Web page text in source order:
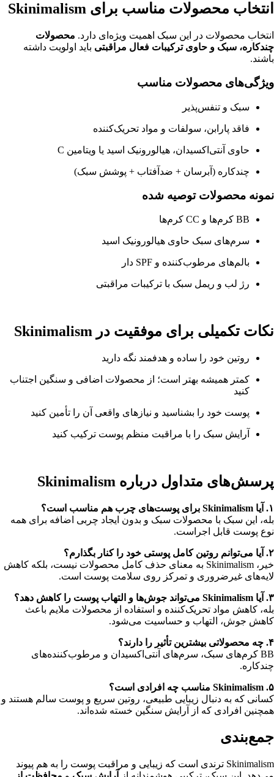
انتخاب محصولات مناسب برای Skinimalism
انتخاب محصولات در این سبک اهمیت ویژه‌ای دارد. محصولات
چندکاره، سبک و حاوی ترکیبات فعال مراقبتی باید اولویت داشته
باشند.
ویژگی‌های محصولات مناسب
سبک و تنفس‌پذیر
فاقد پارابن، سولفات و مواد تحریک‌کننده
حاوی آنتی‌اکسیدان، هیالورونیک اسید یا ویتامین C
چندکاره (آبرسان + ضدآفتاب + پوشش سبک)
نمونه محصولات توصیه شده
BB کرم‌ها و CC کرم‌ها
سرم‌های سبک حاوی هیالورونیک اسید
بالم‌های مرطوب‌کننده و SPF دار
رژ لب و ریمل سبک با ترکیبات مراقبتی
نکات تکمیلی برای موفقیت در Skinimalism
روتین خود را ساده و هدفمند نگه دارید
کمتر همیشه بهتر است؛ از محصولات اضافی و سنگین اجتناب
کنید
پوست خود را بشناسید و نیازهای واقعی آن را تأمین کنید
آرایش سبک را با مراقبت منظم پوست ترکیب کنید
پرسش‌های متداول درباره Skinimalism
۱. آیا Skinimalism برای پوست‌های چرب هم مناسب است؟
بله، این سبک با محصولات سبک و بدون ایجاد چربی اضافه برای همه
نوع پوست قابل اجراست.
۲. آیا می‌توانم روتین کامل پوستی خود را کنار بگذارم؟
خیر، Skinimalism به معنای حذف کامل محصولات نیست، بلکه کاهش
لایه‌های غیرضروری و تمرکز روی سلامت پوست است.
۳. آیا Skinimalism می‌تواند جوش‌ها و التهاب پوست را کاهش دهد؟
بله، کاهش مواد تحریک‌کننده و استفاده از محصولات ملایم باعث
کاهش جوش، التهاب و حساسیت می‌شود.
۴. چه محصولاتی بیشترین تأثیر را دارند؟
BB کرم‌های سبک، سرم‌های آنتی‌اکسیدان و مرطوب‌کننده‌های
چندکاره.
۵. Skinimalism مناسب چه افرادی است؟
کسانی که به دنبال زیبایی طبیعی، روتین سریع و پوست سالم هستند و
همچنین افرادی که از آرایش سنگین خسته شده‌اند.
جمع‌بندی
Skinimalism ترندی است که زیبایی و مراقبت پوست را به هم پیوند